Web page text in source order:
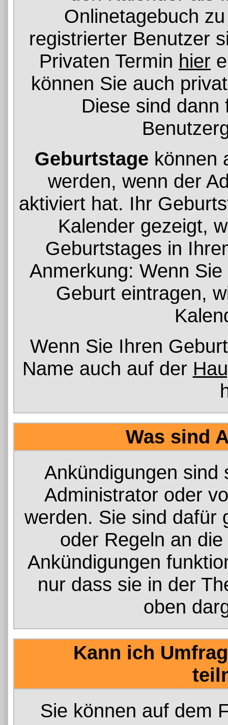
Onlinetagebuch
registrierter Benutzer
Privaten Termin hier
können Sie auch
Diese sind
Geburtstage können
werden, wenn der
aktiviert hat. Ihr
Kalender gezeigt,
Geburtstages in
Anmerkung: Wenn
Geburt eintragen,
Wenn Sie Ihren
Name auch auf der
Was sind
Ankündigungen sind
Administrator oder
werden. Sie sind dafür
oder Regeln an
Ankündigungen
nur dass sie in der
oben
Kann ich
Sie können auf dem